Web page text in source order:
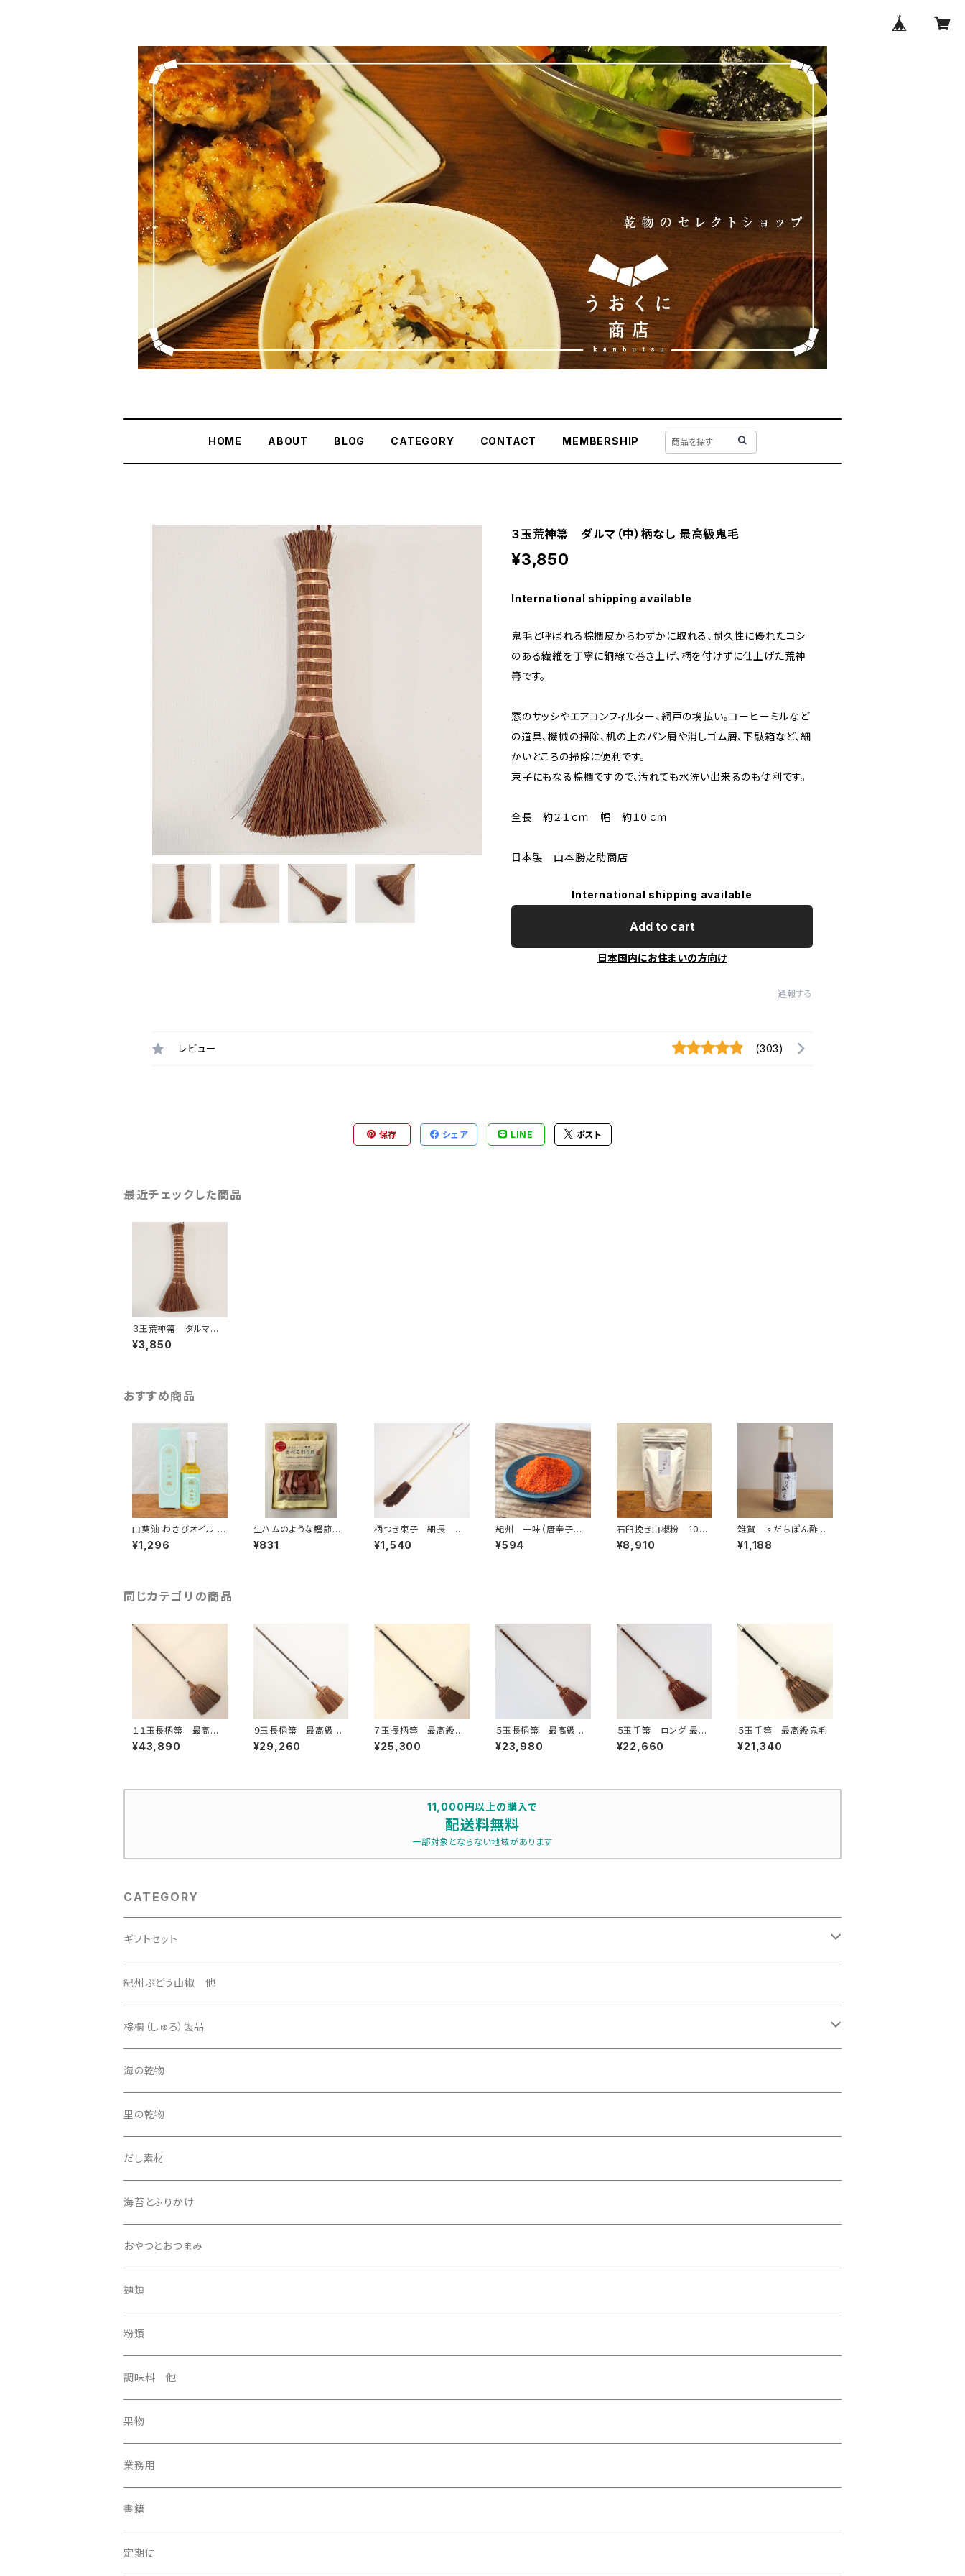
HOME ABOUT BLOG CATEGORY CONTACT MEMBERSHIP
３玉荒神箒 ダルマ（中）柄なし 最高級鬼毛
¥3,850
International shipping available
鬼毛と呼ばれる棕櫚皮からわずかに取れる、耐久性に優れたコシ
のある繊維を丁寧に銅線で巻き上げ、柄を付けずに仕上げた荒神
箒です。
窓のサッシやエアコンフィルター、網戸の埃払い。コーヒーミルなど
の道具、機械の掃除、机の上のパン屑や消しゴム屑、下駄箱など、細
かいところの掃除に便利です。
束子にもなる棕櫚ですので、汚れても水洗い出来るのも便利です。
全長 約２１ｃｍ 幅 約１０ｃｍ
日本製 山本勝之助商店
International shipping available
Add to cart
日本国内にお住まいの方向け
通報する
レビュー (303)
保存 シェア LINE ポスト
最近チェックした商品
３玉荒神箒 ダルマ
¥3,850
おすすめ商品
山葵油 わさびオイル 5
5g
¥1,296
生ハムのような鰹節
食べる削り節
¥831
柄つき束子 細長 大
型水筒
¥1,540
紀州 一味（唐辛子粉）
15ｇ
¥594
石臼挽き山椒粉 100
ｇ
¥8,910
雑賀 すだちぽん酢
海ぽん山ぽん 300ml
¥1,188
同じカテゴリの商品
１１玉長柄箒 最高級
鬼毛
¥43,890
９玉長柄箒 最高級鬼
毛
¥29,260
７玉長柄箒 最高級鬼
毛
¥25,300
５玉長柄箒 最高級鬼
毛
¥23,980
５玉手箒 ロング 最高
級鬼毛
¥22,660
５玉手箒 最高級鬼毛
¥21,340
11,000円以上の購入で
配送料無料
一部対象とならない地域があります
CATEGORY
ギフトセット
3500円セット
4500円セット
5500円セット
その他
5000円セット
紀州ぶどう山椒 他
棕櫚（しゅろ）製品
ほうき
たわし
その他
海の乾物
里の乾物
だし素材
海苔とふりかけ
おやつとおつまみ
麺類
粉類
調味料 他
果物
業務用
書籍
定期便